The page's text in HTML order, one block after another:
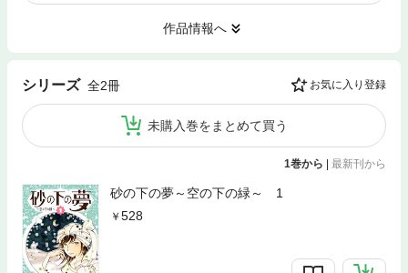
作品情報へ
シリーズ 全2冊 お気に入り登録
未購入巻をまとめて買う
1巻から | 最新刊から
砂の下の夢～空の下の緑～ 1
528